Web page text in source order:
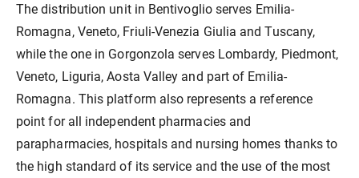
The distribution unit in Bentivoglio serves Emilia-
Romagna, Veneto, Friuli-Venezia Giulia and Tuscany,
while the one in Gorgonzola serves Lombardy, Piedmont,
Veneto, Liguria, Aosta Valley and part of Emilia-
Romagna. This platform also represents a reference
point for all independent pharmacies and
parapharmacies, hospitals and nursing homes thanks to
the high standard of its service and the use of the most